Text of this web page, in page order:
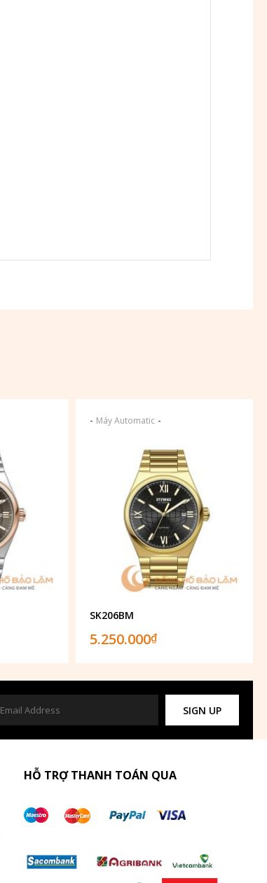
- Máy Automatic -
SK206BM
5.250.000₫
SIGN UP
HỖ TRỢ THANH TOÁN QUA